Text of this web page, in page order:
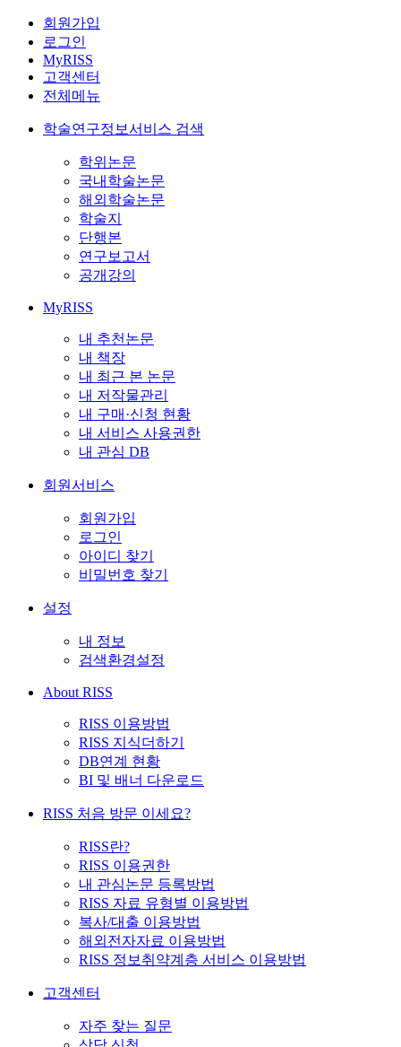
회원가입
로그인
MyRISS
고객센터
전체메뉴
학술연구정보서비스 검색
학위논문
국내학술논문
해외학술논문
학술지
단행본
연구보고서
공개강의
MyRISS
내 추천논문
내 책장
내 최근 본 논문
내 저작물관리
내 구매·신청 현황
내 서비스 사용권한
내 관심 DB
회원서비스
회원가입
로그인
아이디 찾기
비밀번호 찾기
설정
내 정보
검색환경설정
About RISS
RISS 이용방법
RISS 지식더하기
DB연계 현황
BI 및 배너 다운로드
RISS 처음 방문 이세요?
RISS란?
RISS 이용권한
내 관심논문 등록방법
RISS 자료 유형별 이용방법
복사/대출 이용방법
해외전자자료 이용방법
RISS 정보취약계층 서비스 이용방법
고객센터
자주 찾는 질문